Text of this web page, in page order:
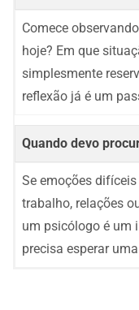
Comece
hoje? Em que
simplesmente
reflexão já é um
Quando devo
Se emoções
trabalho, relações
um psicólogo é um
precisa esperar